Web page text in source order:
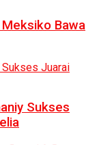
Bawa
Sukses